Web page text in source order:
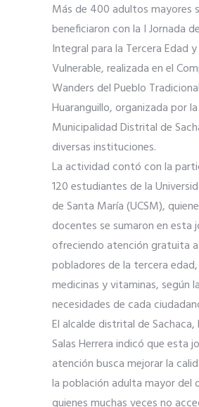
Más de 400 adultos mayores
beneficiaron con la I Jornada
Integral para la Tercera Edad
Vulnerable, realizada en el
Wanders del Pueblo Tradicional
Huaranguillo, organizada por la
Municipalidad Distrital de
diversas instituciones.
La actividad contó con la
120 estudiantes de la
de Santa María (UCSM),
docentes se sumaron en esta
ofreciendo atención gratuita
pobladores de la tercera
medicinas y vitaminas, según
necesidades de cada
El alcalde distrital de Sachaca,
Salas Herrera indicó que esta
atención busca mejorar la
la población adulta mayor del